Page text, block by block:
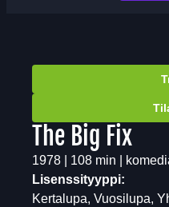
The Big Fix
1978 | 108 min |
Lisenssityyppi:
Kertalupa, Vuosilupa,